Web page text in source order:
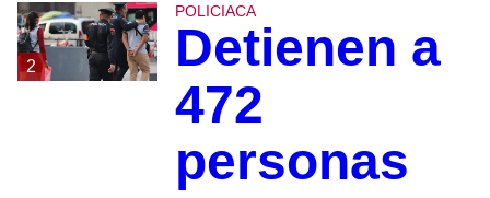
2
POLICIACA
Detienen a
472
personas